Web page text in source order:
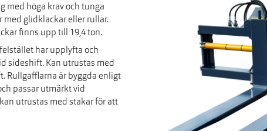
med höga krav och tunga
med glidklackar eller rullar.
finns upp till 19,4 ton.
har upplyfta och
sideshift. Kan utrustas med
Rullgafflarna är byggda enligt
passar utmärkt vid
utrustas med stakar för att